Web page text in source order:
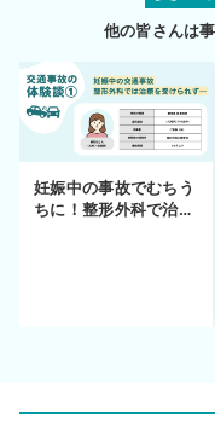
他の皆さんは
妊娠中の事故でむちう
ちに！整形外科で治療